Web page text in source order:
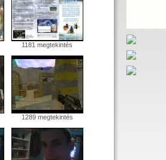
1181 megtekintés
1289 megtekintés